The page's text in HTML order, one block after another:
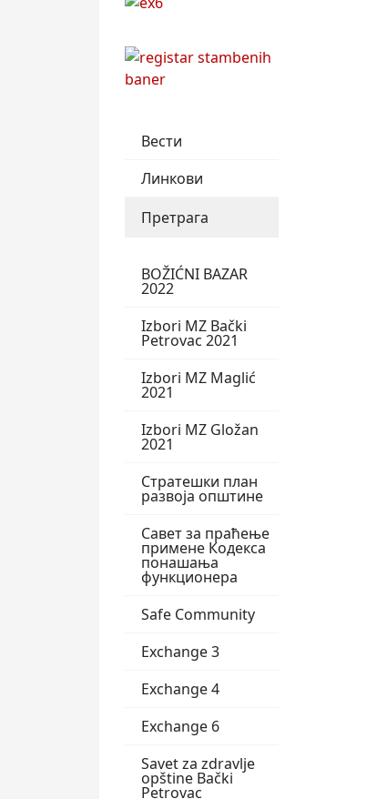
Вести
Линкови
Претрага
BOŽIĆNI BAZAR
2022
Izbori MZ Bački
Petrovac 2021
Izbori MZ Maglić
2021
Izbori MZ Gložan
2021
Стратешки план
развоја општине
Савет за праћење
примене Кодекса
понашања
функционера
Safe Community
Exchange 3
Exchange 4
Exchange 6
Savet za zdravlje
opštine Bački
Petrovac